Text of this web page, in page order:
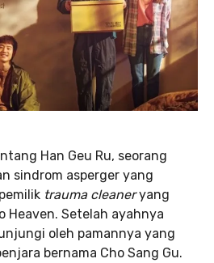
Han Geu Ru, seorang
sindrom asperger yang
trauma cleaneryang
Heaven. Setelah ayahnya
oleh pamannya yang
bernama Cho Sang Gu.